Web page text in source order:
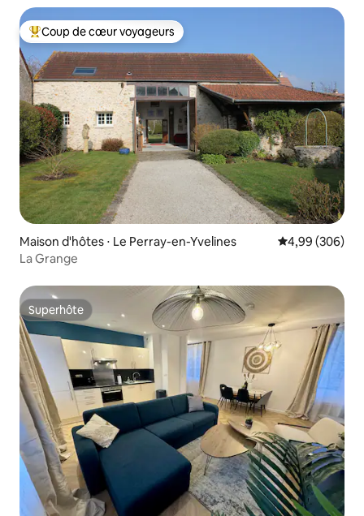
Coups de cœur voyageurs les plus appréciés
Coup de cœur voyageurs
Maison d'hôtes ⋅ Le Perray-en-Yvelines Évaluation
4,99 (306)
La Grange
Superhôte
Superhôte